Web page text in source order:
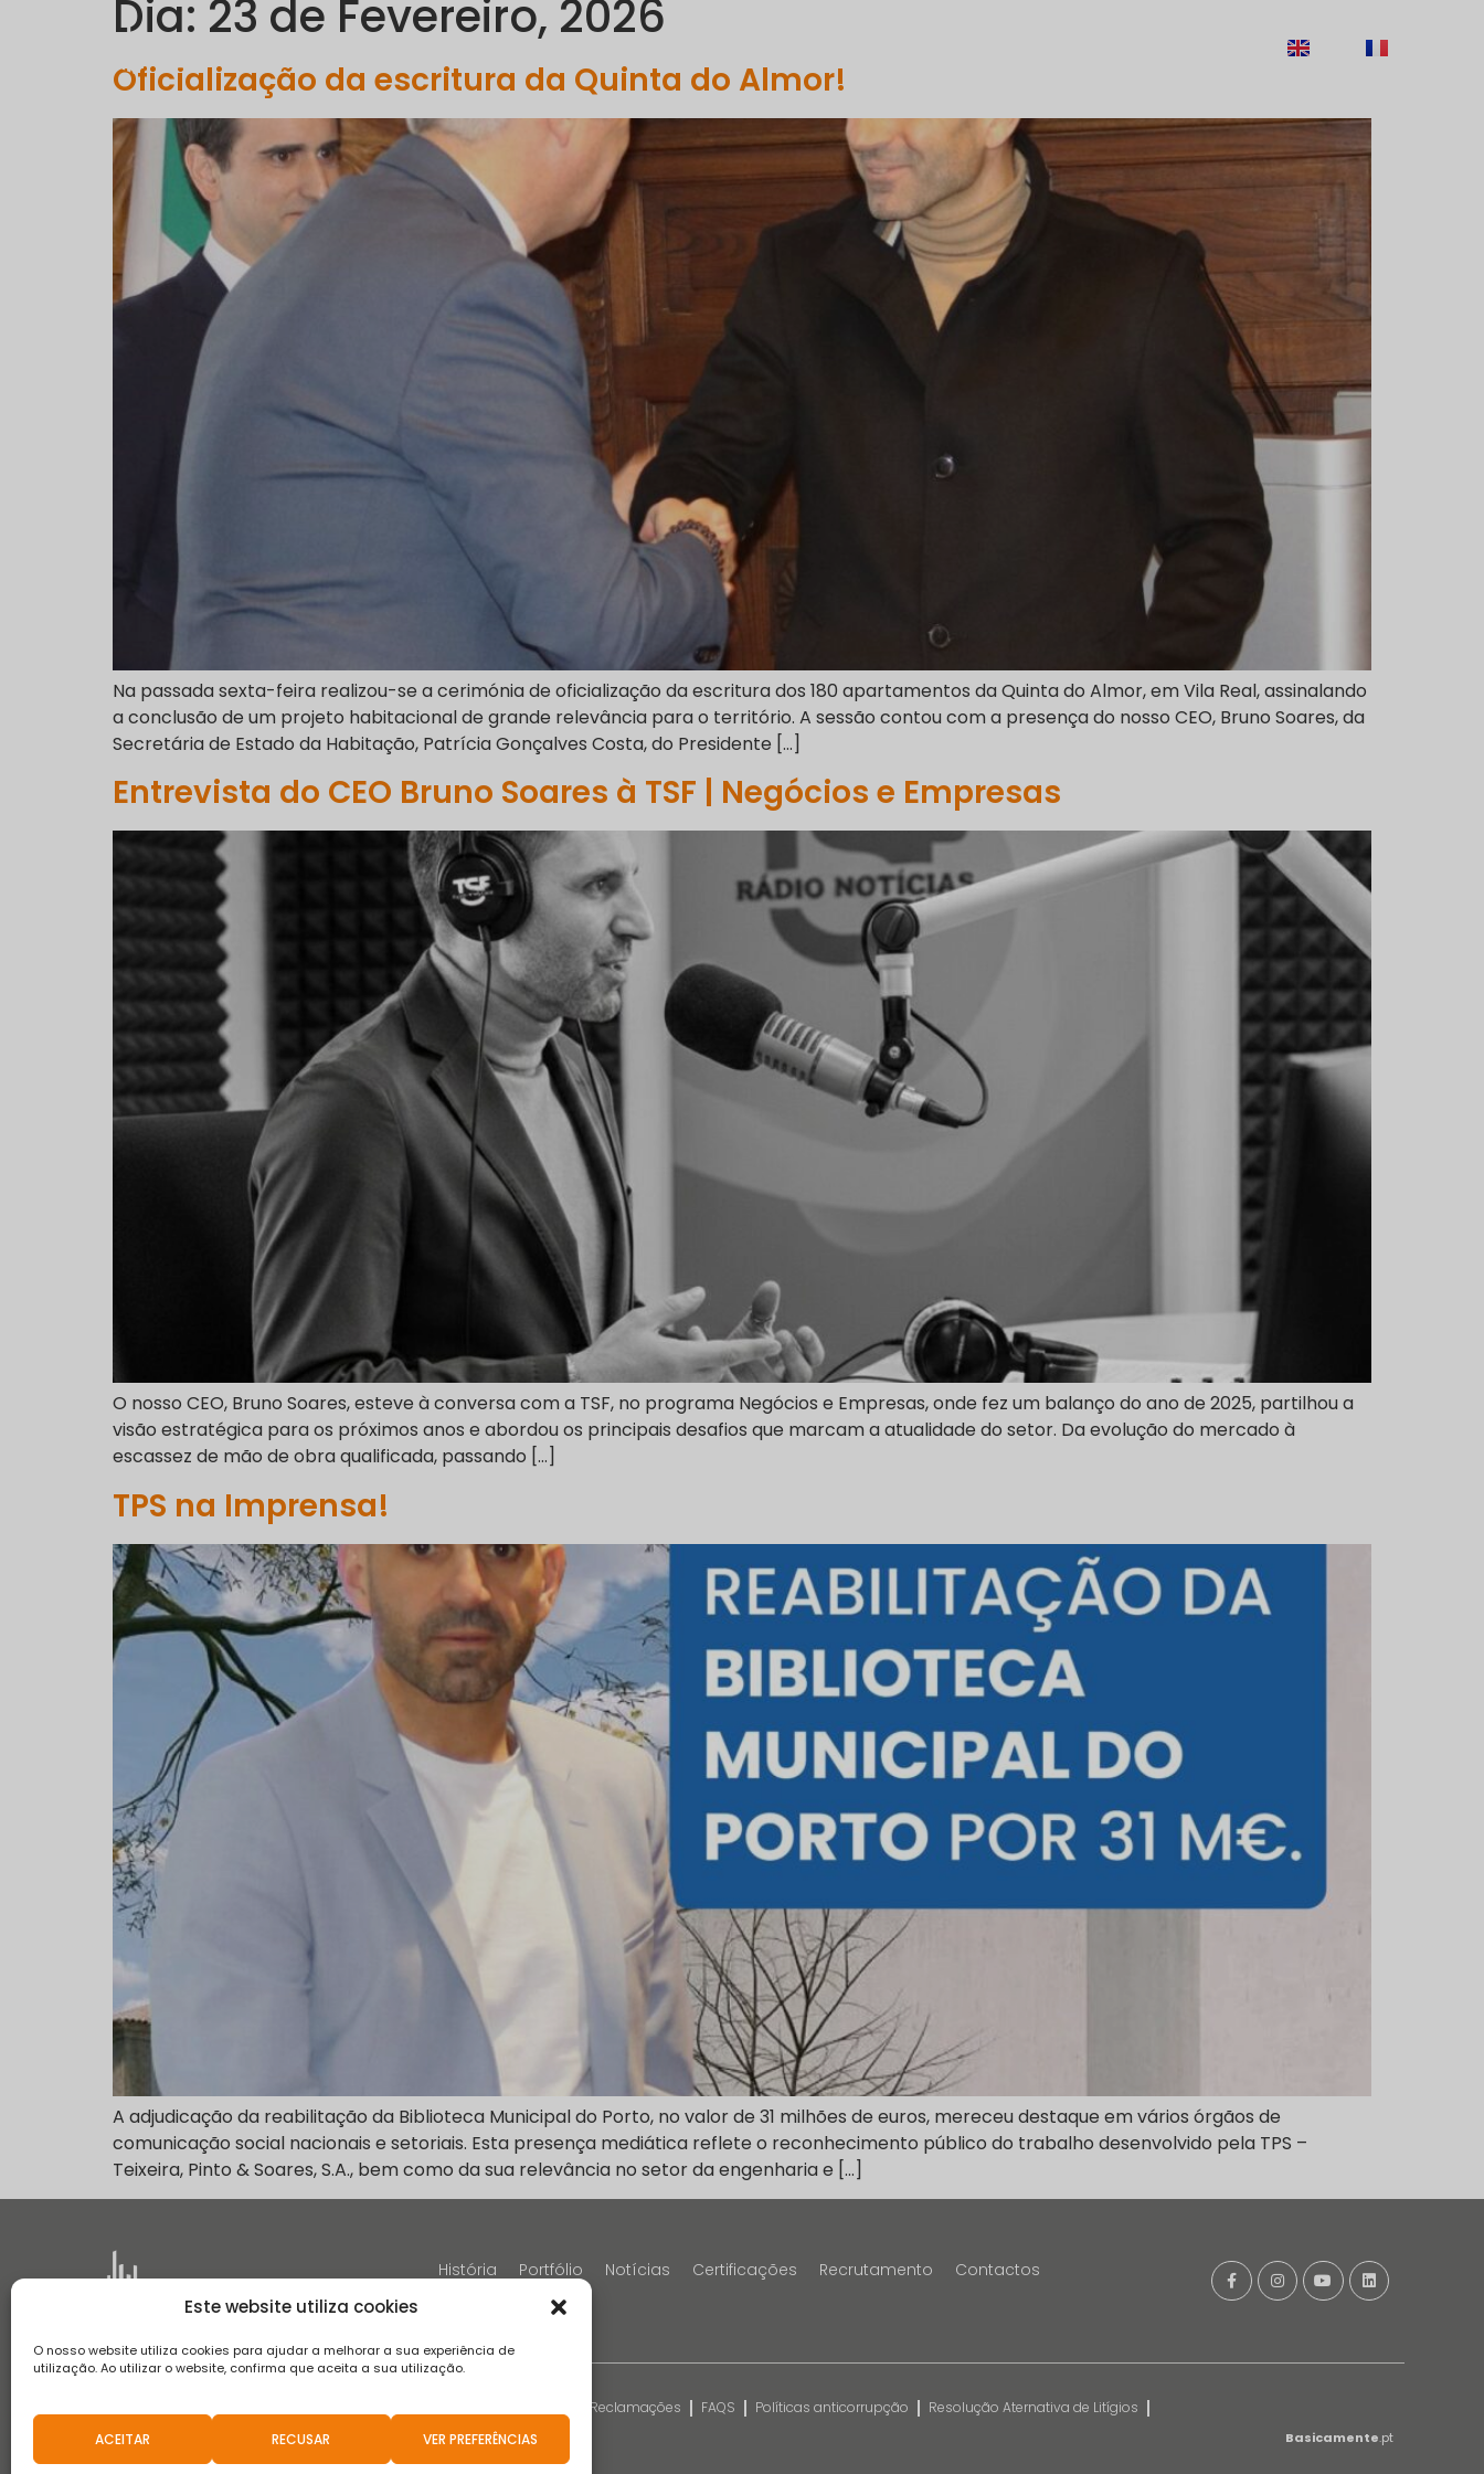
Este website utiliza cookies
O nosso website utiliza cookies para ajudar a melhorar a sua experiência de
utilização. Ao utilizar o website, confirma que aceita a sua utilização.
ACEITAR RECUSAR VER PREFERÊNCIAS
Dia: 23 de Fevereiro, 2026
Oficialização da escritura da Quinta do Almor!
Na passada sexta-feira realizou-se a cerimónia de oficialização da escritura dos 180 apartamentos da Quinta do Almor, em Vila Real, assinalando
a conclusão de um projeto habitacional de grande relevância para o território. A sessão contou com a presença do nosso CEO, Bruno Soares, da
Secretária de Estado da Habitação, Patrícia Gonçalves Costa, do Presidente […]
Entrevista do CEO Bruno Soares à TSF | Negócios e Empresas
O nosso CEO, Bruno Soares, esteve à conversa com a TSF, no programa Negócios e Empresas, onde fez um balanço do ano de 2025, partilhou a
visão estratégica para os próximos anos e abordou os principais desafios que marcam a atualidade do setor. Da evolução do mercado à
escassez de mão de obra qualificada, passando […]
TPS na Imprensa!
A adjudicação da reabilitação da Biblioteca Municipal do Porto, no valor de 31 milhões de euros, mereceu destaque em vários órgãos de
comunicação social nacionais e setoriais. Esta presença mediática reflete o reconhecimento público do trabalho desenvolvido pela TPS –
Teixeira, Pinto & Soares, S.A., bem como da sua relevância no setor da engenharia e […]
História Portfólio Notícias Certificações Recrutamento Contactos
Livro de Reclamações FAQS Políticas anticorrupção
Resolução Aternativa de Litígios
Aviso de Privacidade de Recrutamento
2021 © Teixeira, Pinto & Soares, SA - Todos Os Direitos Reservados.
Basicamente.pt